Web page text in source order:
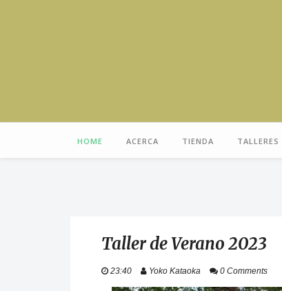
HOME ACERCA TIENDA TALLERES
Taller de Verano 2023
23:40 Yoko Kataoka 0 Comments